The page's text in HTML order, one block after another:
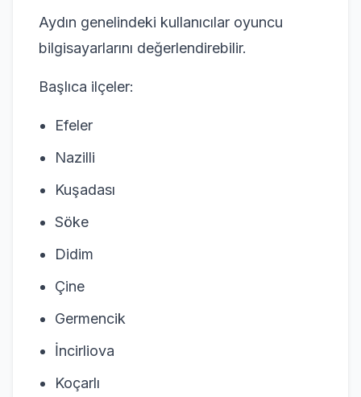
Aydın genelindeki kullanıcılar oyuncu
bilgisayarlarını değerlendirebilir.
Başlıca ilçeler:
Efeler
Nazilli
Kuşadası
Söke
Didim
Çine
Germencik
İncirliova
Koçarlı